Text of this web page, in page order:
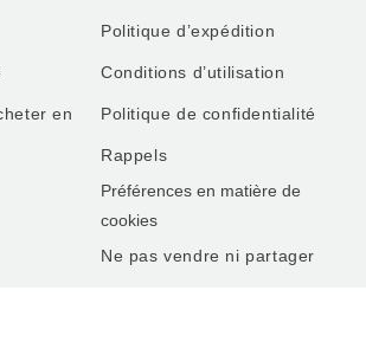
en
Politique d’expédition
Conditions d’utilisation
Politique de confidentialité
Rappels
Préférences en matière de
cookies
Ne pas vendre ni partager